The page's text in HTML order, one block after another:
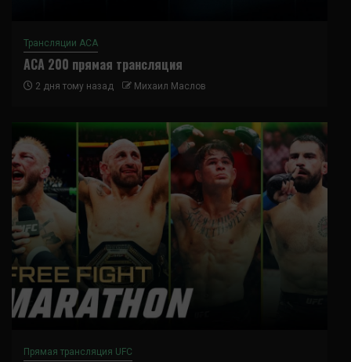
Трансляции ACA
ACA 200 прямая трансляция
2 дня тому назад Михаил Маслов
Прямая трансляция UFC